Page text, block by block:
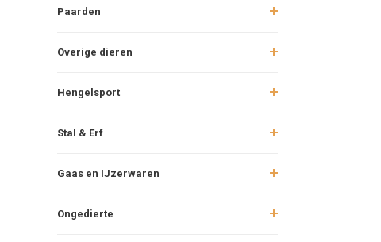
Paarden
Overige dieren
Hengelsport
Stal & Erf
Gaas en IJzerwaren
Ongedierte